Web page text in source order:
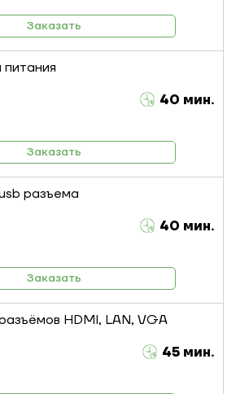
Заказать
40 мин.
Заказать
разъема
40 мин.
Заказать
HDMI, LAN, VGA
45 мин.